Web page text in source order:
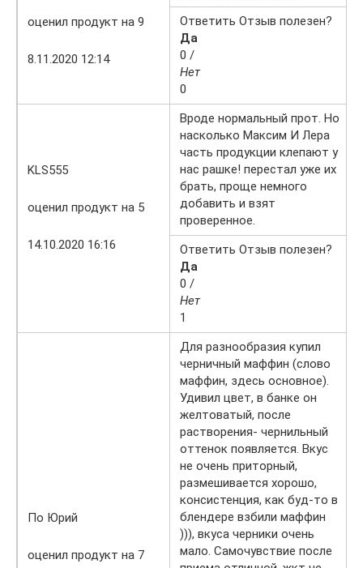
оценил продукт на 9
8.11.2020 12:14
Ответить Отзыв полезен?
Да
0 /
Нет
0
KLS555
оценил продукт на 5
14.10.2020 16:16
Вроде нормальный прот. Но
насколько Максим И Лера
часть продукции клепают у
нас рашке! перестал уже их
брать, проще немного
добавить и взят
проверенное.
Ответить Отзыв полезен?
Да
0 /
Нет
1
По Юрий
оценил продукт на 7
Для разнообразия купил
черничный маффин (слово
маффин, здесь основное).
Удивил цвет, в банке он
желтоватый, после
растворения- чернильный
оттенок появляется. Вкус
не очень приторный,
размешивается хорошо,
консистенция, как буд-то в
блендере взбили маффин
))), вкуса черники очень
мало. Самочувствие после